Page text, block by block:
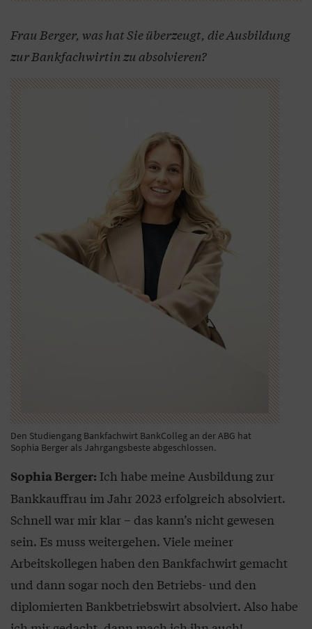
Frau Berger, was hat Sie überzeugt, die Ausbildung
zur Bankfachwirtin zu absolvieren?
Den Studiengang Bankfachwirt BankColleg an der ABG hat
Sophia Berger als Jahrgangsbeste abgeschlossen.
Sophia Berger: Ich habe meine Ausbildung zur
Bankkauffrau im Jahr 2023 erfolgreich absolviert.
Schnell war mir klar – das kann’s nicht gewesen
sein. Es muss weitergehen. Viele meiner
Arbeitskollegen haben den Bankfachwirt gemacht
und dann sogar noch den Betriebs- und den
diplomierten Bankbetriebswirt absolviert. Also habe